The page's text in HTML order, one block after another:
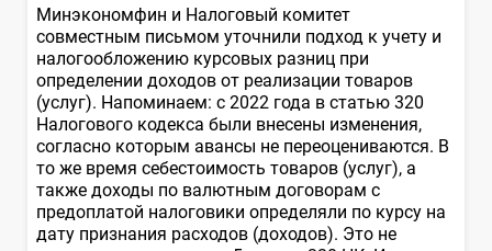
Минэкономфин и Налоговый комитет
совместным письмом уточнили подход к учету и
налогообложению курсовых разниц при
определении доходов от реализации товаров
(услуг). Напоминаем: с 2022 года в статью 320
Налогового кодекса были внесены изменения,
согласно которым авансы не переоцениваются. В
то же время себестоимость товаров (услуг), а
также доходы по валютным договорам с
предоплатой налоговики определяли по курсу на
дату признания расходов (доходов). Это не